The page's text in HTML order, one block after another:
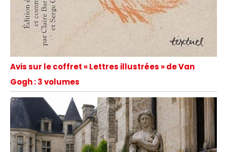
Avis sur le coffret « Lettres illustrées » de Van
Gogh : 3 volumes